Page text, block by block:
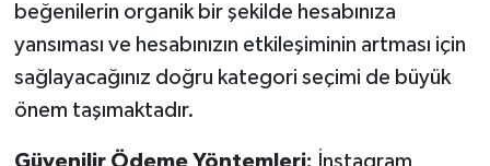
beğenilerin organik bir şekilde hesabınıza
yansıması ve hesabınızın etkileşiminin artması için
sağlayacağınız doğru kategori seçimi de büyük
önem taşımaktadır.